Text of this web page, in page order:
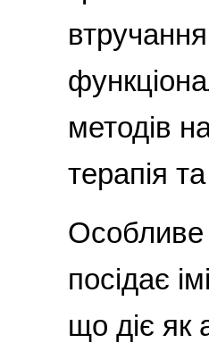
методів
терапія
Особливе
посідає
що діє як